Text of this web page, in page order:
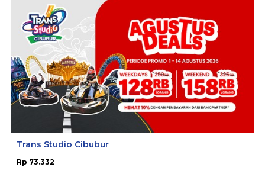
Trans Studio Cibubur
Rp 73.332